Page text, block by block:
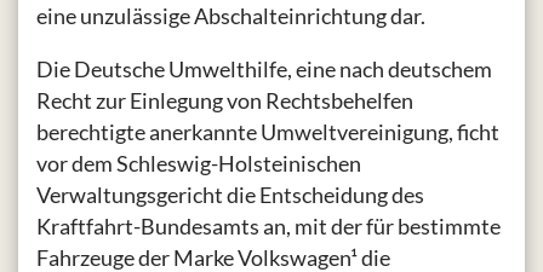
eine unzulässige Abschalteinrichtung dar.
Die Deutsche Umwelthilfe, eine nach deutschem
Recht zur Einlegung von Rechtsbehelfen
berechtigte anerkannte Umweltvereinigung, ficht
vor dem Schleswig-Holsteinischen
Verwaltungsgericht die Entscheidung des
Kraftfahrt-Bundesamts an, mit der für bestimmte
Fahrzeuge der Marke Volkswagen¹ die